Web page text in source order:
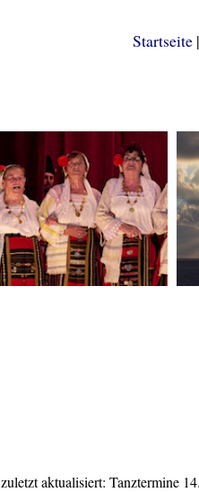
Startseite |
zuletzt aktualisiert: Tanztermine